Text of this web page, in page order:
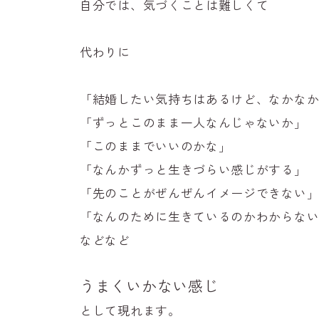
自分では、気づくことは難しくて
代わりに
「結婚したい気持ちはあるけど、なかなか
「ずっとこのまま一人なんじゃないか」
「このままでいいのかな」
「なんかずっと生きづらい感じがする」
「先のことがぜんぜんイメージできない」
「なんのために生きているのかわからない
などなど
うまくいかない感じ
として現れます。